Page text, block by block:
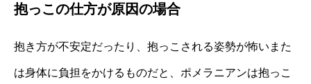
抱っこの仕方が原因の場合
抱き方が不安定だったり、抱っこされる姿勢が怖いまた
は身体に負担をかけるものだと、ポメラニアンは抱っこ